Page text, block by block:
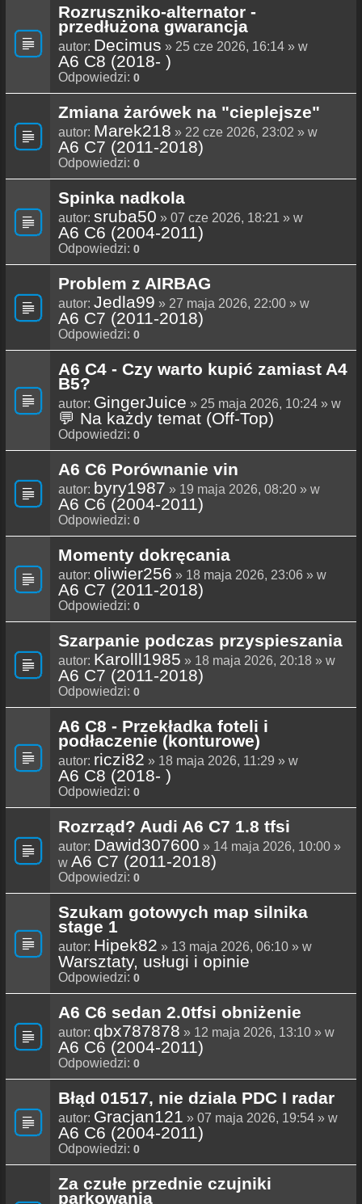
Rozruszniko-alternator -
przedłużona gwarancja
autor: Decimus » 25 cze 2026, 16:14 » w
A6 C8 (2018- )
Odpowiedzi: 0
Zmiana żarówek na "cieplejsze"
autor: Marek218 » 22 cze 2026, 23:02 » w
A6 C7 (2011-2018)
Odpowiedzi: 0
Spinka nadkola
autor: sruba50 » 07 cze 2026, 18:21 » w
A6 C6 (2004-2011)
Odpowiedzi: 0
Problem z AIRBAG
autor: Jedla99 » 27 maja 2026, 22:00 » w
A6 C7 (2011-2018)
Odpowiedzi: 0
A6 C4 - Czy warto kupić zamiast A4
B5?
autor: GingerJuice » 25 maja 2026, 10:24 » w
💬 Na każdy temat (Off-Top)
Odpowiedzi: 0
A6 C6 Porównanie vin
autor: byry1987 » 19 maja 2026, 08:20 » w
A6 C6 (2004-2011)
Odpowiedzi: 0
Momenty dokręcania
autor: oliwier256 » 18 maja 2026, 23:06 » w
A6 C7 (2011-2018)
Odpowiedzi: 0
Szarpanie podczas przyspieszania
autor: Karolll1985 » 18 maja 2026, 20:18 » w
A6 C7 (2011-2018)
Odpowiedzi: 0
A6 C8 - Przekładka foteli i
podłaczenie (konturowe)
autor: riczi82 » 18 maja 2026, 11:29 » w
A6 C8 (2018- )
Odpowiedzi: 0
Rozrząd? Audi A6 C7 1.8 tfsi
autor: Dawid307600 » 14 maja 2026, 10:00 »
w A6 C7 (2011-2018)
Odpowiedzi: 0
Szukam gotowych map silnika
stage 1
autor: Hipek82 » 13 maja 2026, 06:10 » w
Warsztaty, usługi i opinie
Odpowiedzi: 0
A6 C6 sedan 2.0tfsi obniżenie
autor: qbx787878 » 12 maja 2026, 13:10 » w
A6 C6 (2004-2011)
Odpowiedzi: 0
Błąd 01517, nie dziala PDC I radar
autor: Gracjan121 » 07 maja 2026, 19:54 » w
A6 C6 (2004-2011)
Odpowiedzi: 0
Za czułe przednie czujniki
parkowania